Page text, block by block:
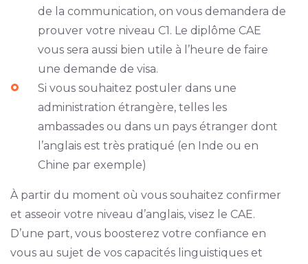
de la communication, on vous demandera de
prouver votre niveau C1. Le diplôme CAE
vous sera aussi bien utile à l’heure de faire
une demande de visa.
Si vous souhaitez postuler dans une
administration étrangère, telles les
ambassades ou dans un pays étranger dont
l’anglais est très pratiqué (en Inde ou en
Chine par exemple)
À partir du moment où vous souhaitez confirmer
et asseoir votre niveau d’anglais, visez le CAE.
D’une part, vous boosterez votre confiance en
vous au sujet de vos capacités linguistiques et